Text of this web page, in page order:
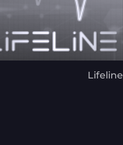
Lifeline